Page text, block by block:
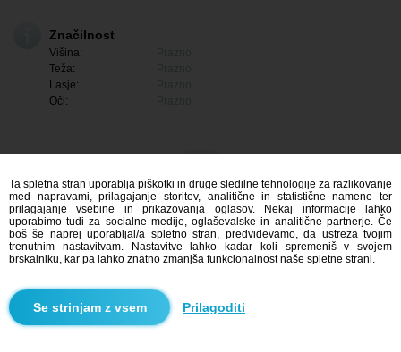
Značilnost
Višina:
Teža:
Lasje:
Oči:
Iskanje
Ta spletna stran uporablja piškotki in druge sledilne tehnologije za razlikovanje
med napravami, prilagajanje storitev, analitične in statistične namene ter
prilagajanje vsebine in prikazovanja oglasov. Nekaj informacije lahko
uporabimo tudi za socialne medije, oglaševalske in analitične partnerje. Če
boš še naprej uporabljal/a spletno stran, predvidevamo, da ustreza tvojim
trenutnim nastavitvam. Nastavitve lahko kadar koli spremeniš v svojem
brskalniku, kar pa lahko znatno zmanjša funkcionalnost naše spletne strani.
Prilagoditi